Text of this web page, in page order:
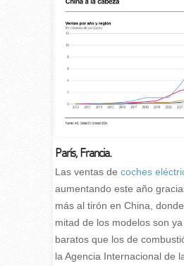
París, Francia.
L as ventas de coches
aumentando este año
más al tirón en China,
mitad de los modelos son
baratos que los de
la Agencia Internacional de